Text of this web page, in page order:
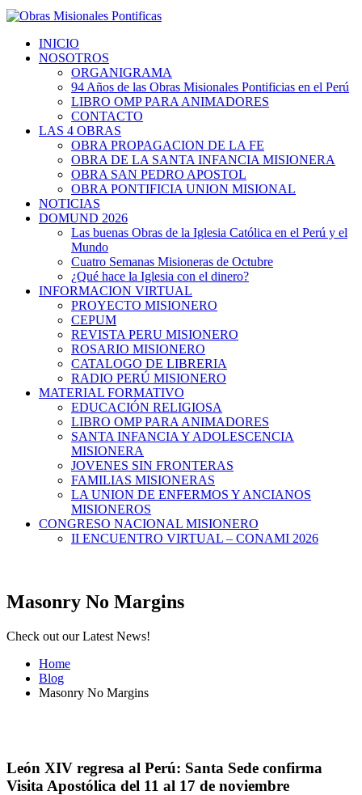
INICIO
NOSOTROS
ORGANIGRAMA
94 Años de las Obras Misionales Pontificias en el Perú
LIBRO OMP PARA ANIMADORES
CONTACTO
LAS 4 OBRAS
OBRA PROPAGACION DE LA FE
OBRA DE LA SANTA INFANCIA MISIONERA
OBRA SAN PEDRO APOSTOL
OBRA PONTIFICIA UNION MISIONAL
NOTICIAS
DOMUND 2026
Las buenas Obras de la Iglesia Católica en el Perú y el
Mundo
Cuatro Semanas Misioneras de Octubre
¿Qué hace la Iglesia con el dinero?
INFORMACION VIRTUAL
PROYECTO MISIONERO
CEPUM
REVISTA PERU MISIONERO
ROSARIO MISIONERO
CATALOGO DE LIBRERIA
RADIO PERÚ MISIONERO
MATERIAL FORMATIVO
EDUCACIÓN RELIGIOSA
LIBRO OMP PARA ANIMADORES
SANTA INFANCIA Y ADOLESCENCIA
MISIONERA
JOVENES SIN FRONTERAS
FAMILIAS MISIONERAS
LA UNION DE ENFERMOS Y ANCIANOS
MISIONEROS
CONGRESO NACIONAL MISIONERO
II ENCUENTRO VIRTUAL – CONAMI 2026
Masonry No Margins
Check out our Latest News!
Home
Blog
Masonry No Margins
León XIV regresa al Perú: Santa Sede confirma
Visita Apostólica del 11 al 17 de noviembre